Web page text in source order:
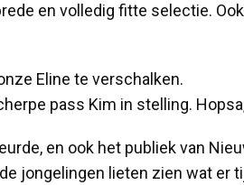
en volledig fitte selectie.
Eline te verschalken.
pass Kim in stelling.
en ook het publiek van
jongelingen lieten zien wat